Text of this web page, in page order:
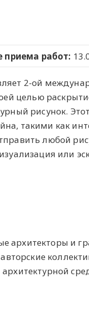
приема работ:
2-ой
целью
рисунок.
такими как
любой
или
архитекторы и